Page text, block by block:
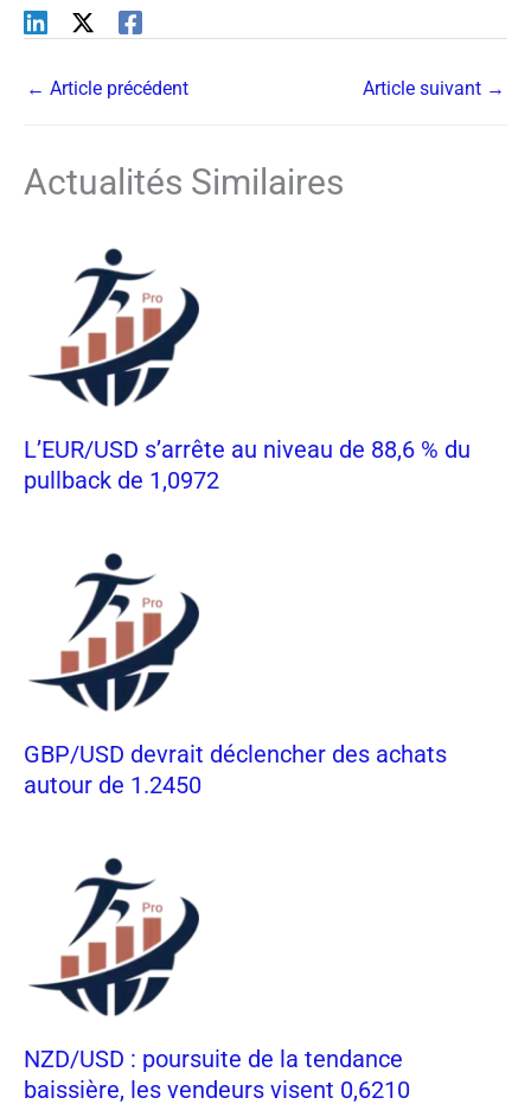
← Article précédent Article suivant →
Actualités Similaires
L’EUR/USD s’arrête au niveau de 88,6 % du
pullback de 1,0972
GBP/USD devrait déclencher des achats
autour de 1.2450
NZD/USD : poursuite de la tendance
baissière, les vendeurs visent 0,6210